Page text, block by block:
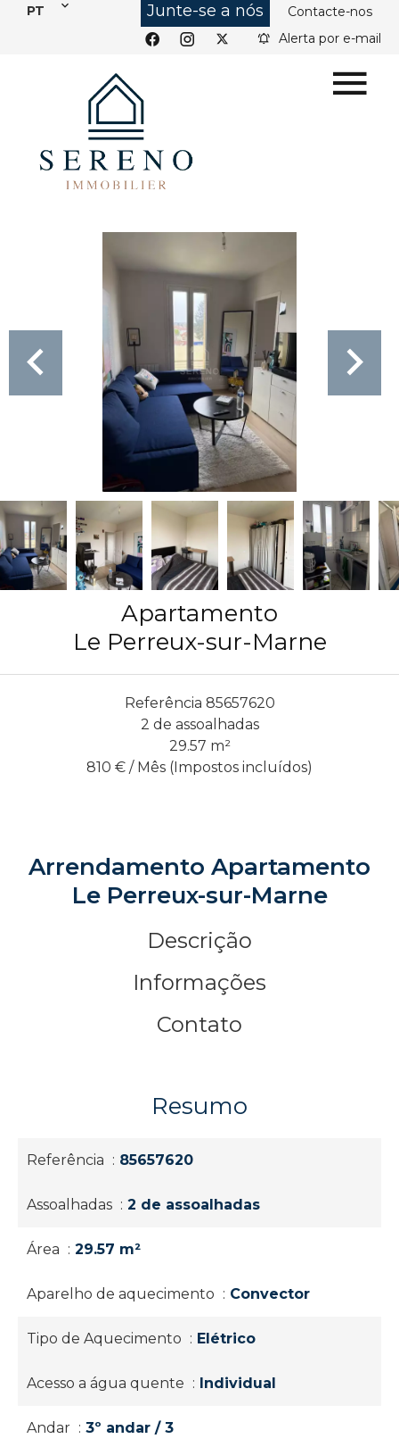
PT Junte-se a nós
Contacte-nos
Alerta por e-mail
Apartamento
Le Perreux-sur-Marne
Referência 85657620
2 de assoalhadas
29.57 m²
810 € / Mês (Impostos incluídos)
Arrendamento Apartamento
Le Perreux-sur-Marne
Descrição
Informações
Contato
Resumo
Referência 85657620
Assoalhadas 2 de assoalhadas
Área 29.57 m²
Aparelho de aquecimento Convector
Tipo de Aquecimento Elétrico
Acesso a água quente Individual
Andar 3º andar / 3